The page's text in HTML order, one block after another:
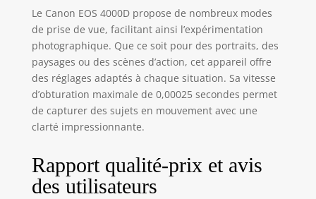
Le Canon EOS 4000D propose de nombreux modes
de prise de vue, facilitant ainsi l’expérimentation
photographique. Que ce soit pour des portraits, des
paysages ou des scènes d’action, cet appareil offre
des réglages adaptés à chaque situation. Sa vitesse
d’obturation maximale de 0,00025 secondes permet
de capturer des sujets en mouvement avec une
clarté impressionnante.
Rapport qualité-prix et avis
des utilisateurs